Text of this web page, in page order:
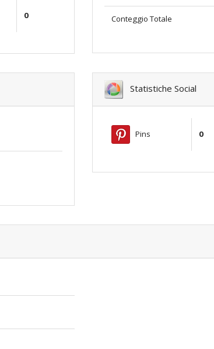
0 Conteggio Totale
Statistiche Social
Pins 0